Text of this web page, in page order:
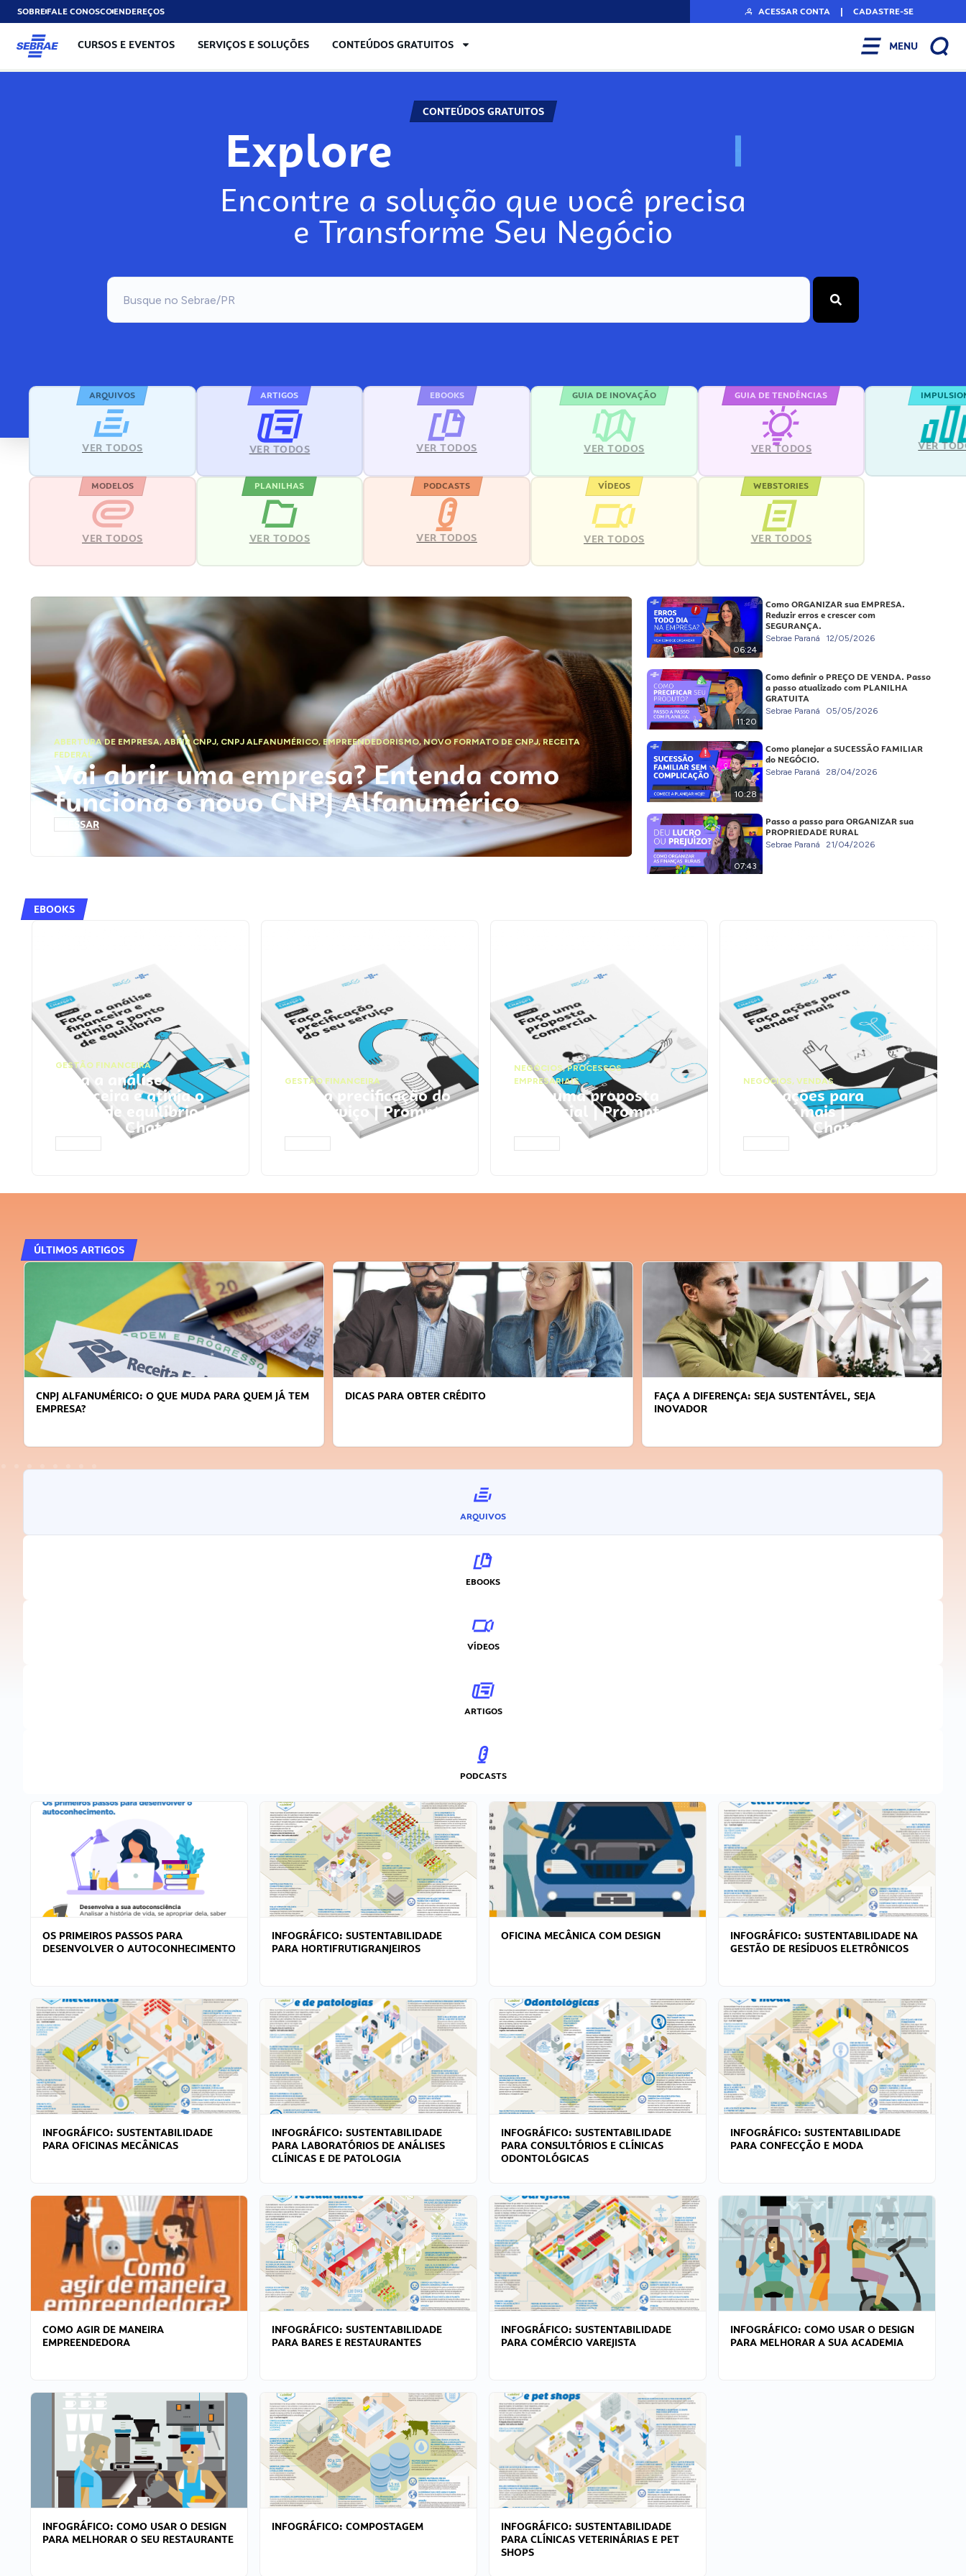
SOBREFALE CONOSCOENDEREÇOS ACESSAR CONTA | CADASTRE-SE
CURSOS E EVENTOS SERVIÇOS E SOLUÇÕES CONTEÚDOS GRATUITOS MENU
CONTEÚDOS GRATUITOS
Explore N
Encontre a solução que você precisa
e Transforme Seu Negócio
ARQUIVOS
VER TODOS
ARTIGOS
VER TODOS
EBOOKS
VER TODOS
GUIA DE INOVAÇÃO
VER TODOS
GUIA DE TENDÊNCIAS
VER TODOS VER
MODELOS
VER TODOS
PLANILHAS
VER TODOS
PODCASTS
VER TODOS
VÍDEOS
VER TODOS
WEBSTORIES
VER TODOS
ABERTURA DE EMPRESA,ABRIR CNPJ, CNPJ ALFANUMÉRICO, EMPREENDEDORISMO,NOVO FORMATO DE CNPJ,RECEITA
FEDERAL
Vai abrir uma empresa? Entenda como
funciona o novo CNPJ Alfanumérico
ACESSAR
06:24
Como ORGANIZAR sua EMPRESA.
Reduzir erros e crescer com
SEGURANÇA.
Sebrae Paraná 12/05/2026
11:20
Como definir o PREÇO DE VENDA. Passo
a passo atualizado com PLANILHA
GRATUITA
Sebrae Paraná 05/05/2026
10:28
Como planejar a SUCESSÃO FAMILIAR
do NEGÓCIO.
Sebrae Paraná 28/04/2026
07:43
Passo a passo para ORGANIZAR sua
PROPRIEDADE RURAL
Sebrae Paraná 21/04/2026
EBOOKS
GESTÃO FINANCEIRA
Faça a análise
financeira e atinja o
ponto de equilíbrio |
Prompts ChatGPT
GESTÃO FINANCEIRA
Faça a precificação do
seu serviço | Prompts
ChatGPT
NEGÓCIOS,PROCESSOS
EMPRESARIAIS
Faça uma proposta
comercial | Prompts
ChatGPT
NEGÓCIOS, VENDAS
Faça ações para
vender mais |
Prompts ChatGPT
ÚLTIMOS ARTIGOS
DICAS PARA OBTER CRÉDITO
FAÇA A DIFERENÇA: SEJA SUSTENTÁVEL, SEJA
APRENDA A GERENCIAR O SEU TEMPO
ARQUIVOS
EBOOKS
VÍDEOS
ARTIGOS
PODCASTS
OS PRIMEIROS PASSOS PARA
DESENVOLVER O AUTOCONHECIMENTO
INFOGRÁFICO: SUSTENTABILIDADE
PARA HORTIFRUTIGRANJEIROS
OFICINA MECÂNICA COM DESIGN
INFOGRÁFICO: SUSTENTABILIDADE NA
GESTÃO DE RESÍDUOS ELETRÔNICOS
INFOGRÁFICO: SUSTENTABILIDADE
PARA OFICINAS MECÂNICAS
INFOGRÁFICO: SUSTENTABILIDADE
PARA LABORATÓRIOS DE ANÁLISES
CLÍNICAS E DE PATOLOGIA
INFOGRÁFICO: SUSTENTABILIDADE
PARA CONSULTÓRIOS E CLÍNICAS
ODONTOLÓGICAS
INFOGRÁFICO: SUSTENTABILIDADE
PARA CONFECÇÃO E MODA
COMO AGIR DE MANEIRA
EMPREENDEDORA
INFOGRÁFICO: SUSTENTABILIDADE
PARA BARES E RESTAURANTES
INFOGRÁFICO: SUSTENTABILIDADE
PARA COMÉRCIO VAREJISTA
INFOGRÁFICO: COMO USAR O DESIGN
PARA MELHORAR A SUA ACADEMIA
INFOGRÁFICO: COMO USAR O DESIGN
PARA MELHORAR O SEU RESTAURANTE
INFOGRÁFICO: COMPOSTAGEM
INFOGRÁFICO: SUSTENTABILIDADE
PARA CLÍNICAS VETERINÁRIAS E PET
SHOPS